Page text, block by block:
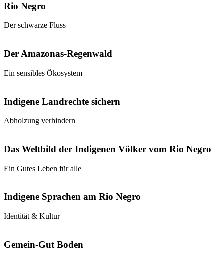
Rio Negro
Der schwarze Fluss
Der Amazonas-Regenwald
Ein sensibles Ökosystem
Indigene Landrechte sichern
Abholzung verhindern
Das Weltbild der Indigenen Völker vom Rio Negro
Ein Gutes Leben für alle
Indigene Sprachen am Rio Negro
Identität & Kultur
Gemein-Gut Boden